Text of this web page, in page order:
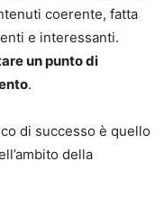
coerente, fatta
e interessanti.
un punto di
.
di successo è quello
della